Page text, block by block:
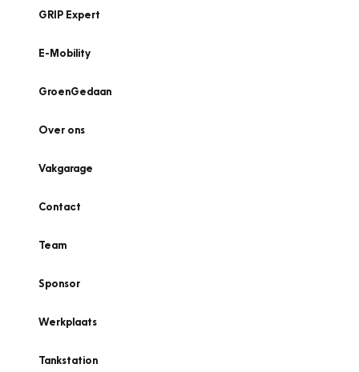
GRIP Expert
E-Mobility
GroenGedaan
Over ons
Vakgarage
Contact
Team
Sponsor
Werkplaats
Tankstation